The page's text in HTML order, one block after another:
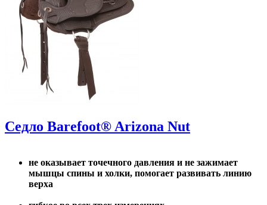
Седло Barefoot® Arizona Nut
не оказывает точечного давления и не зажимает
мышцы спины и холки, помогает развивать линию
верха